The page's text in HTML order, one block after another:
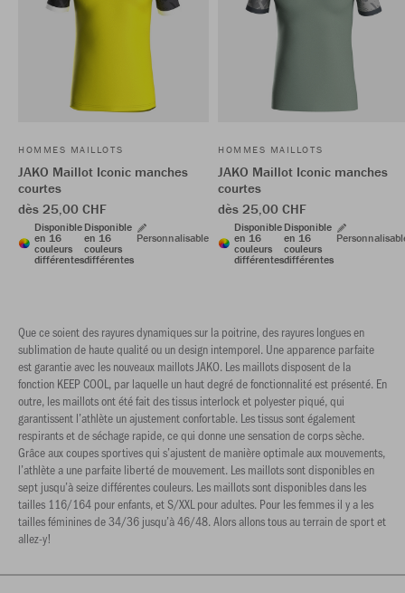
HOMMES MAILLOTS
JAKO Maillot Iconic manches
courtes
dès 25,00 CHF
Disponible
en 16
couleurs
différentes
Disponible
en 16
couleurs
différentes
Personnalisable
HOMMES MAILLOTS
JAKO Maillot Iconic manches
courtes
dès 25,00 CHF
Disponible
en 16
couleurs
différentes
Disponible
en 16
couleurs
différentes
Que ce soient des rayures dynamiques sur la poitrine, des rayures longues en
sublimation de haute qualité ou un design intemporel. Une apparence parfaite
est garantie avec les nouveaux maillots JAKO. Les maillots disposent de la
fonction KEEP COOL, par laquelle un haut degré de fonctionnalité est présenté. En
outre, les maillots ont été fait des tissus interlock et polyester piqué, qui
garantissent l’athlète un ajustement confortable. Les tissus sont également
respirants et de séchage rapide, ce qui donne une sensation de corps sèche.
Grâce aux coupes sportives qui s’ajustent de manière optimale aux mouvements,
l’athlète a une parfaite liberté de mouvement. Les maillots sont disponibles en
sept jusqu’à seize différentes couleurs. Les maillots sont disponibles dans les
tailles 116/164 pour enfants, et S/XXL pour adultes. Pour les femmes il y a les
tailles féminines de 34/36 jusqu’à 46/48. Alors allons tous au terrain de sport et
allez-y!